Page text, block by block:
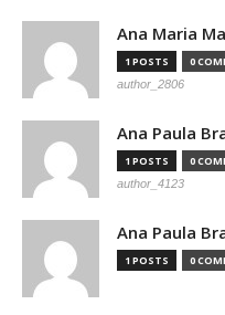
Ana Maria
1 POSTS 0
author_2806
Ana Paula
1 POSTS 0
author_4123
Ana Paula
1 POSTS 0